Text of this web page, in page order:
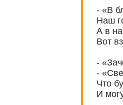
- «В
Наш
А в
Вот
-
-
Что
И